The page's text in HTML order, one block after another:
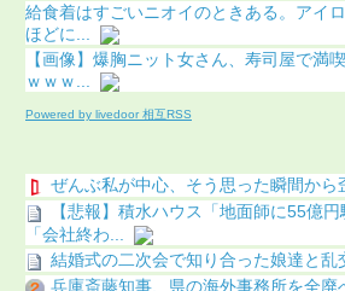
給食着はすごいニオイのときある。アイ
ほどに...
【画像】爆胸ニット女さん、寿司屋で満
ｗｗｗ...
Powered by livedoor 相互RSS
ぜんぶ私が中心、そう思った瞬間から
【悲報】積水ハウス「地面師に55億
「会社終わ...
結婚式の二次会で知り合った娘達と乱
兵庫斎藤知事、県の海外事務所を全廃